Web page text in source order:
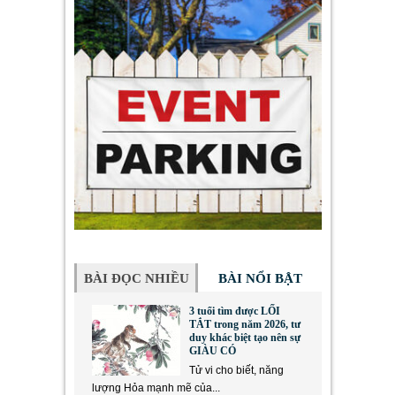
BÀI ĐỌC NHIỀU BÀI NỔI BẬT
3 tuổi tìm được LỐI
TẮT trong năm 2026, tư
duy khác biệt tạo nên sự
GIÀU CÓ
Tử vi cho biết, năng
lượng Hỏa mạnh mẽ của...